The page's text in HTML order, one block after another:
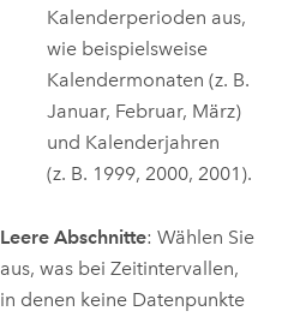
Kalenderperioden aus,
wie beispielsweise
Kalendermonaten (z. B.
Januar, Februar, März)
und Kalenderjahren
(z. B. 1999, 2000, 2001).
Leere Abschnitte: Wählen Sie
aus, was bei Zeitintervallen,
in denen keine Datenpunkte